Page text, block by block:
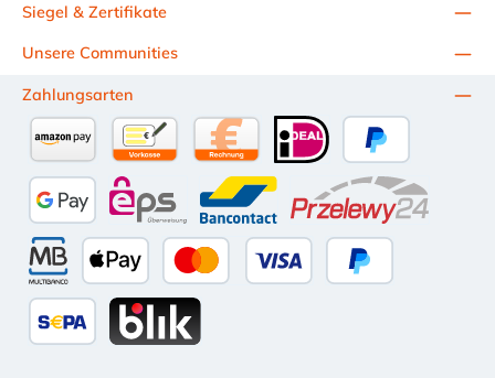
Schneidanforderungen benötigen.
Unsere Communities
Siegel & Zertifikate
Zahlungsarten
PayPal
Kauf auf Rechnung (10 Tage Netto)
Google Pay eps Bancontact Przelewy24
MultibancoApple Pay
Amazon Pay Vorkasse per Überweisung